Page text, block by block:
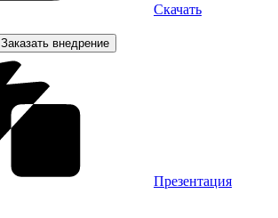
Скачать
Заказать внедрение
Презентация